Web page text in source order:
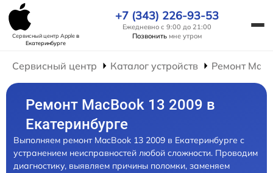
Сервисный центр Appleв
Екатеринбурге
+7 (343) 226-93-53
Ежедневно с 9:00 до 21:00
Позвонить мне утром
Сервисный центр Каталог устройств Ремонт
Ремонт MacBook 13 2009 в
Екатеринбурге
Выполняем ремонт MacBook 13 2009 в Екатеринбурге с
устранением неисправностей любой сложности. Проводим
диагностику, выявляем причины поломки, заменяем